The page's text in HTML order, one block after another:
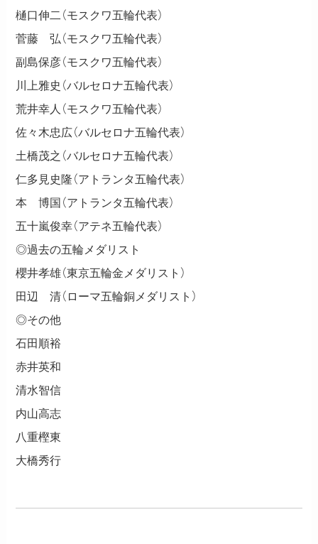
樋口伸二（モスクワ五輪代表）
菅藤 弘（モスクワ五輪代表）
副島保彦（モスクワ五輪代表）
川上雅史（バルセロナ五輪代表）
荒井幸人（モスクワ五輪代表）
佐々木忠広（バルセロナ五輪代表）
土橋茂之（バルセロナ五輪代表）
仁多見史隆（アトランタ五輪代表）
本 博国（アトランタ五輪代表）
五十嵐俊幸（アテネ五輪代表）
◎過去の五輪メダリスト
櫻井孝雄（東京五輪金メダリスト）
田辺 清（ローマ五輪銅メダリスト）
◎その他
石田順裕
赤井英和
清水智信
内山高志
八重樫東
大橋秀行